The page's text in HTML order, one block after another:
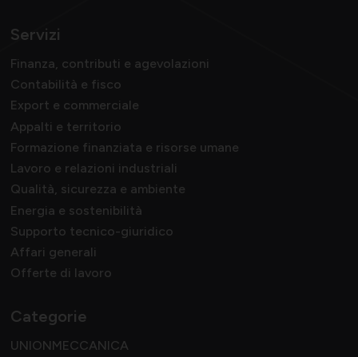
Servizi
Finanza, contributi e agevolazioni
Contabilità e fisco
Export e commerciale
Appalti e territorio
Formazione finanziata e risorse umane
Lavoro e relazioni industriali
Qualità, sicurezza e ambiente
Energia e sostenibilità
Supporto tecnico-giuridico
Affari generali
Offerte di lavoro
Categorie
UNIONMECCANICA